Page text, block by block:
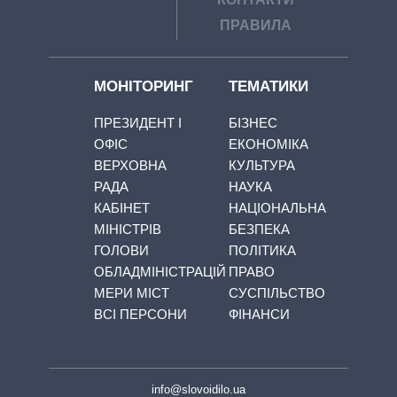
ПРАВИЛА
МОНІТОРИНГ
ПРЕЗИДЕНТ І
ОФІС
ВЕРХОВНА
РАДА
КАБІНЕТ
МІНІСТРІВ
ГОЛОВИ
ОБЛАДМІНІСТРАЦІЙ
МЕРИ МІСТ
ВСІ ПЕРСОНИ
ТЕМАТИКИ
БІЗНЕС
ЕКОНОМІКА
КУЛЬТУРА
НАУКА
НАЦІОНАЛЬНА
БЕЗПЕКА
ПОЛІТИКА
ПРАВО
СУСПІЛЬСТВО
ФІНАНСИ
info@slovoidilo.ua